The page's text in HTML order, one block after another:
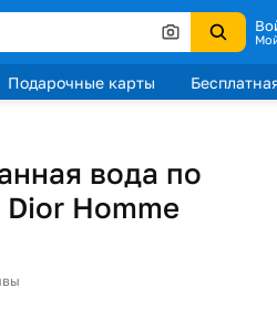
Подарочные карты
вода по
Homme